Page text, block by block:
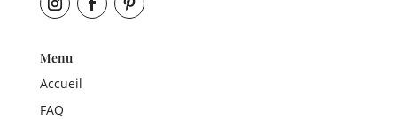
Menu
Accueil
FAQ